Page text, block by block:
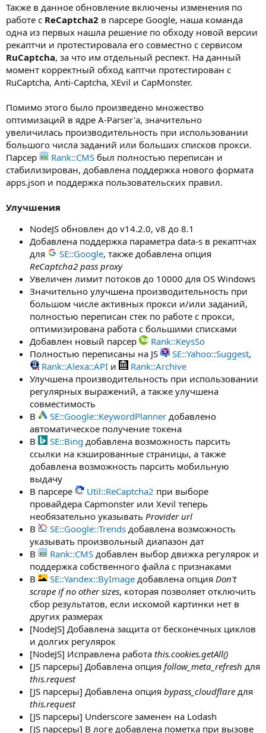
Также в данное обновление включены изменения по
работе с ReCaptcha2 в парсере Google, наша команда
одна из первых нашла решение по обходу новой версии
рекаптчи и протестировала его совместно с сервисом
RuCaptcha, за что им отдельный респект. На данный
момент корректный обход каптчи протестирован с
RuCaptcha, Anti-Captcha, XEvil и CapMonster.
Помимо этого было произведено множество
оптимизаций в ядре A-Parser'а, значительно
увеличилась производительность при использовании
большого числа заданий или больших списков прокси.
Парсер
Rank::CMS был полностью переписан и
стабилизирован, добавлена поддержка нового формата
apps.json и поддержка пользовательских правил.
Улучшения
NodeJS обновлен до v14.2.0, v8 до 8.1
Добавлена поддержка параметра data-s в рекаптчах
для
SE::Google, также добавлена опция
ReCaptcha2 pass proxy
Увеличен лимит потоков до 10000 для OS Windows
Значительно улучшена производительность при
большом числе активных прокси и/или заданий,
полностью переписан стек по работе с прокси,
оптимизирована работа с большими списками
Добавлен новый парсер
Rank::KeysSo
Полностью переписаны на JS
SE::Yahoo::Suggest,
Rank::Alexa::API и
Rank::Archive
Улучшена производительность при использовании
регулярных выражений, а также улучшена
совместимость
В
SE::Google::KeywordPlanner добавлено
автоматическое получение токена
В
SE::Bing добавлена возможность парсить
ссылки на кэшированные страницы, а также
добавлена возможность парсить мобильную
выдачу
В парсере
Util::ReCaptcha2 при выборе
провайдера Capmonster или Xevil теперь
необязательно указывать Provider url
В
SE::Google::Trends добавлена возможность
указывать произвольный диапазон дат
В
Rank::CMS добавлен выбор движка регулярок и
поддержка собственного файла с признаками
В
SE::Yandex::ByImage добавлена опция Don't
scrape if no other sizes, которая позволяет отключить
сбор результатов, если искомой картинки нет в
других размерах
[NodeJS] Добавлена защита от бесконечных циклов
и долгих регулярок
[NodeJS] Исправлена работа this.cookies.getAll()
[JS парсеры] Добавлена опция follow_meta_refresh для
this.request
[JS парсеры] Добавлена опция bypass_cloudflare для
this.request
[JS парсеры] Underscore заменен на Lodash
[JS парсеры] В логе добавлена пометка при вызове